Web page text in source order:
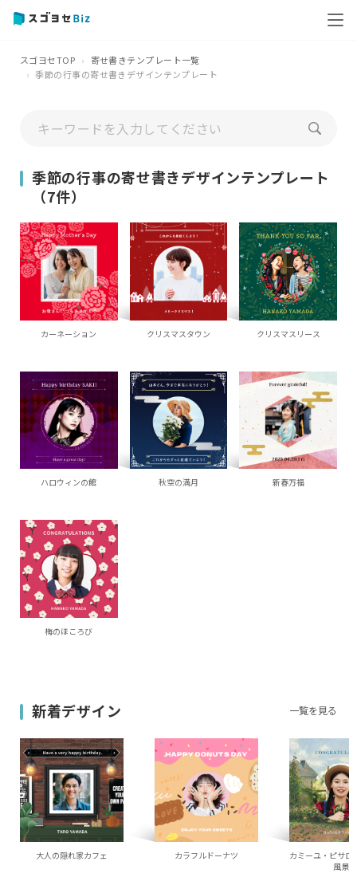
スゴヨセTOP
寄せ書きテンプレート一覧
季節の行事の寄せ書きデザインテンプレート
季節の行事の寄せ書きデザインテンプレート
（7件）
カーネーション クリスマスタウン クリスマスリース
ハロウィンの館 秋空の満月 新春万福
梅のほころび
新着デザイン 一覧を見る
大人の隠れ家カフェ カラフルドーナツ
カミーユ・ピサロ
風景